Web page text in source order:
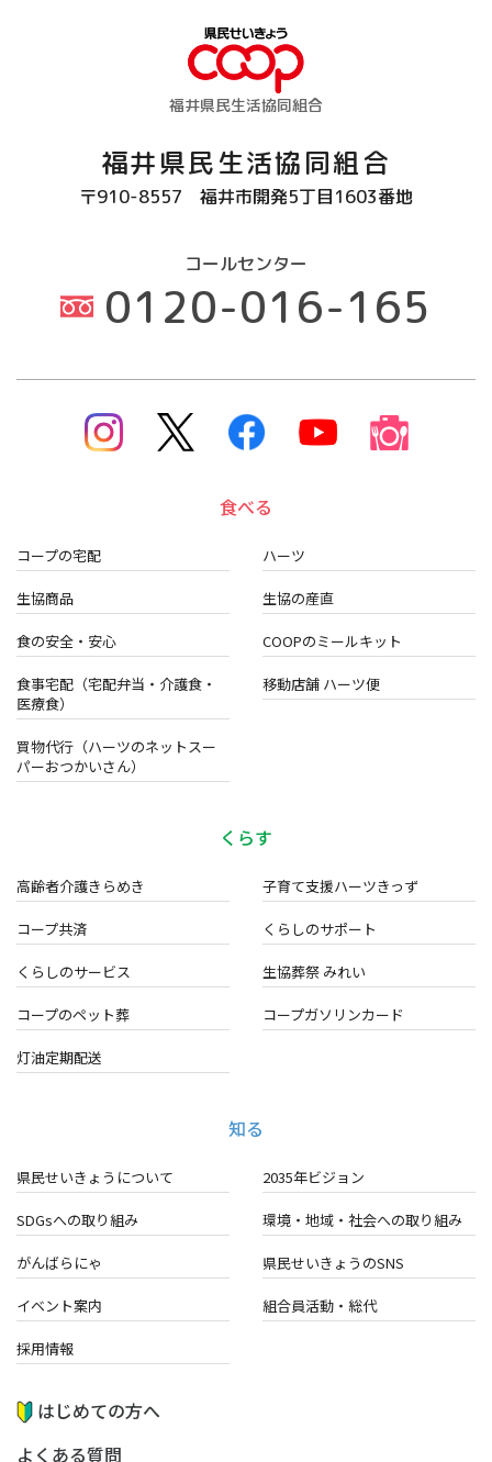
福井県民生活協同組合
福井県民生活協同組合
〒910-8557 福井市開発5丁目1603番地
コールセンター
0120-016-165
食べる
コープの宅配 ハーツ
生協商品 生協の産直
食の安全・安心 COOPのミールキット
食事宅配（宅配弁当・介護食・
医療食）
移動店舗 ハーツ便
買物代行（ハーツのネットスー
パーおつかいさん）
くらす
高齢者介護きらめき 子育て支援ハーツきっず
コープ共済 くらしのサポート
くらしのサービス 生協葬祭 みれい
コープのペット葬 コープガソリンカード
灯油定期配送
知る
県民せいきょうについて 2035年ビジョン
SDGsへの取り組み 環境・地域・ 社会への取り組み
がんばらにゃ 県民せいきょうのSNS
イベント案内 組合員活動・総代
採用情報
はじめての方へ
よくある質問